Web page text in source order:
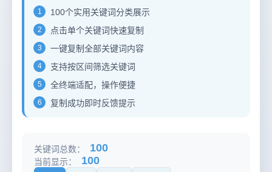
1 100个实用关键词分类展示
2 点击单个关键词快速复制
3 一键复制全部关键词内容
4 支持按区间筛选关键词
5 全终端适配，操作便捷
6 复制成功即时反馈提示
关键词总数： 100
当前显示： 100